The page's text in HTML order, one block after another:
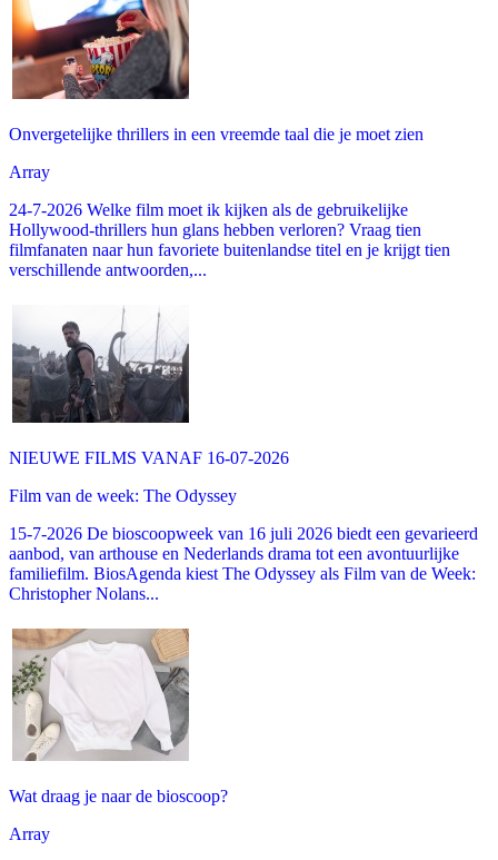
Onvergetelijke thrillers in een vreemde taal die je moet zien
Array
24-7-2026 Welke film moet ik kijken als de gebruikelijke
Hollywood-thrillers hun glans hebben verloren? Vraag tien
filmfanaten naar hun favoriete buitenlandse titel en je krijgt tien
verschillende antwoorden,...
NIEUWE FILMS VANAF 16-07-2026
Film van de week: The Odyssey
15-7-2026 De bioscoopweek van 16 juli 2026 biedt een gevarieerd
aanbod, van arthouse en Nederlands drama tot een avontuurlijke
familiefilm. BiosAgenda kiest The Odyssey als Film van de Week:
Christopher Nolans...
Wat draag je naar de bioscoop?
Array